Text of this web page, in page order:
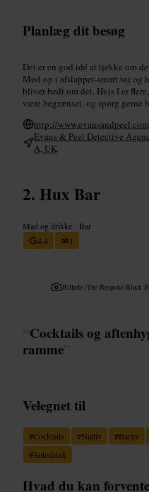
Planlæg dit besøg
Det er en god idé at tjekke om
Mød op i afslappet-smart tøj
bliver bedt om det. Hvis I er
være begrænset, og spørg gerne
http://
Evans & Peel Detective
A, UK
Hux Bar
Mad og drikke • Bar
4,4
1
Billede /The Bespoke Black
“Cocktails og
ramme”
Velegnet til
#Cocktails #Natliv #Barliv
#Solodrink
Hvad du kan forvente